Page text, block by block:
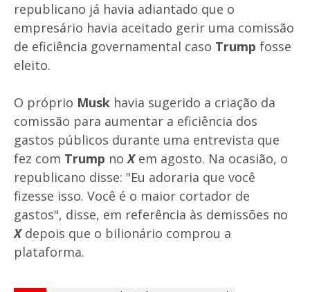
republicano já havia adiantado que o
empresário havia aceitado gerir uma comissão
de eficiência governamental caso Trump fosse
eleito.
O próprio Musk havia sugerido a criação da
comissão para aumentar a eficiência dos
gastos públicos durante uma entrevista que
fez com Trump noXem agosto. Na ocasião, o
republicano disse: "Eu adoraria que você
fizesse isso. Você é o maior cortador de
gastos", disse, em referência às demissões no
Xdepois que o bilionário comprou a
plataforma.